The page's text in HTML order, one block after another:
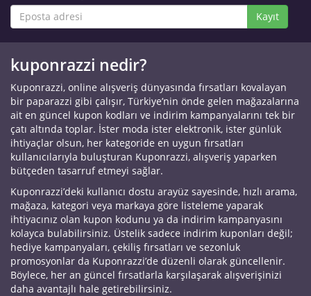
Kayıt
kuponrazzi nedir?
Kuponrazzi, online alışveriş dünyasında fırsatları kovalayan
bir paparazzi gibi çalışır, Türkiye’nin önde gelen mağazalarına
ait en güncel kupon kodları ve indirim kampanyalarını tek bir
çatı altında toplar. İster moda ister elektronik, ister günlük
ihtiyaçlar olsun, her kategoride en uygun fırsatları
kullanıcılarıyla buluşturan Kuponrazzi, alışveriş yaparken
bütçeden tasarruf etmeyi sağlar.
Kuponrazzi’deki kullanıcı dostu arayüz sayesinde, hızlı arama,
mağaza, kategori veya markaya göre listeleme yaparak
ihtiyacınız olan kupon kodunu ya da indirim kampanyasını
kolayca bulabilirsiniz. Üstelik sadece indirim kuponları değil;
hediye kampanyaları, çekiliş fırsatları ve sezonluk
promosyonlar da Kuponrazzi’de düzenli olarak güncellenir.
Böylece, her an güncel fırsatlarla karşılaşarak alışverişinizi
daha avantajlı hale getirebilirsiniz.